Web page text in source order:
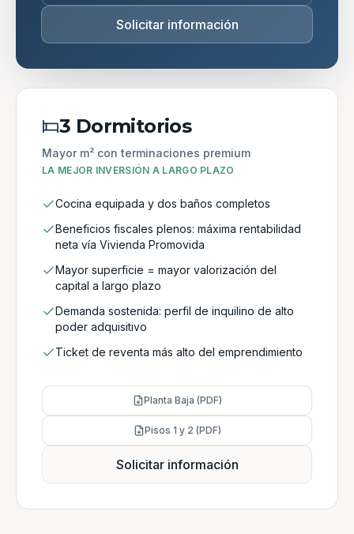
Solicitar información
3 Dormitorios
Mayor m² con terminaciones premium
LA MEJOR INVERSIÓN A LARGO PLAZO
Cocina equipada y dos baños completos
Beneficios fiscales plenos: máxima rentabilidad
neta vía Vivienda Promovida
Mayor superficie = mayor valorización del
capital a largo plazo
Demanda sostenida: perfil de inquilino de alto
poder adquisitivo
Ticket de reventa más alto del emprendimiento
Planta Baja (PDF)
Pisos 1 y 2 (PDF)
Solicitar información